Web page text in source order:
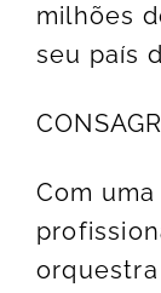
milhões
seu país
Com